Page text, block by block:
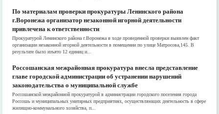
По материалам проверки прокуратуры Ленинского района
г.Воронежа организатор незаконной игорной деятельности
привлечена к ответственности
Прокуратурой Ленинского района г.Воронежа в ходе проведенной проверки выявлен факт
организации незаконной игорной деятельности в помещении по улице Матросова,145. В
результате было изъято 12 единиц и...
Россошанская межрайонная прокуратура внесла представление
главе городской администрации об устранении нарушений
законодательства о муниципальной службе
Россошанской межрайонной прокуратурой в администрации городского поселения города
Россошь и муниципальных унитарных предприятиях, осуществляющих деятельность в сфере
жилищно-коммунального хозяйства, п...